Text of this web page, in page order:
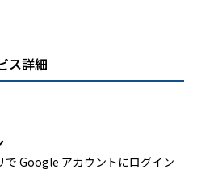
ス詳細
Google アカウントにログイン